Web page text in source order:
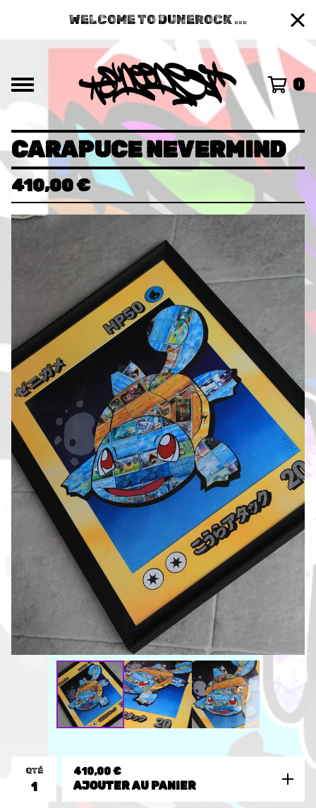
WELCOME TO DUNEROCK ...
0
CARAPUCE NEVERMIND
410,00€
QTÉ 410,00€
AJOUTER AU PANIER